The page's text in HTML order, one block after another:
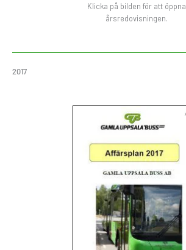
Klicka på bilden för att öppna
årsredovisningen.
2017